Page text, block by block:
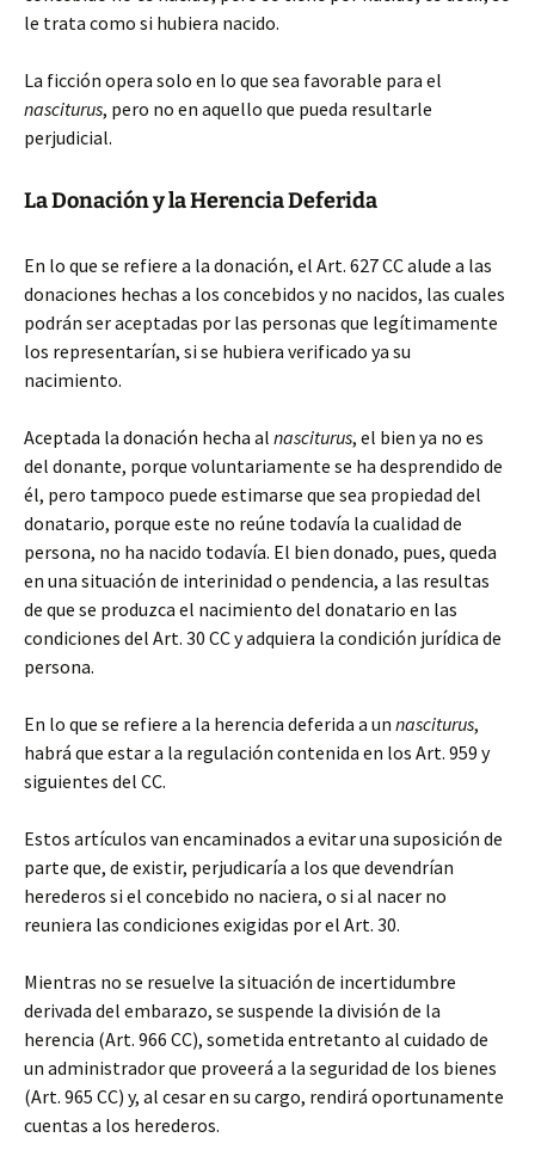
le trata como si hubiera nacido.
La ficción opera solo en lo que sea favorable para el
nasciturus, pero no en aquello que pueda resultarle
perjudicial.
La Donación y la Herencia Deferida
En lo que se refiere a la donación, el Art. 627 CC alude a las
donaciones hechas a los concebidos y no nacidos, las cuales
podrán ser aceptadas por las personas que legítimamente
los representarían, si se hubiera verificado ya su
nacimiento.
Aceptada la donación hecha al nasciturus, el bien ya no es
del donante, porque voluntariamente se ha desprendido de
él, pero tampoco puede estimarse que sea propiedad del
donatario, porque este no reúne todavía la cualidad de
persona, no ha nacido todavía. El bien donado, pues, queda
en una situación de interinidad o pendencia, a las resultas
de que se produzca el nacimiento del donatario en las
condiciones del Art. 30 CC y adquiera la condición jurídica de
persona.
En lo que se refiere a la herencia deferida a un nasciturus,
habrá que estar a la regulación contenida en los Art. 959 y
siguientes del CC.
Estos artículos van encaminados a evitar una suposición de
parte que, de existir, perjudicaría a los que devendrían
herederos si el concebido no naciera, o si al nacer no
reuniera las condiciones exigidas por el Art. 30.
Mientras no se resuelve la situación de incertidumbre
derivada del embarazo, se suspende la división de la
herencia (Art. 966 CC), sometida entretanto al cuidado de
un administrador que proveerá a la seguridad de los bienes
(Art. 965 CC) y, al cesar en su cargo, rendirá oportunamente
cuentas a los herederos.